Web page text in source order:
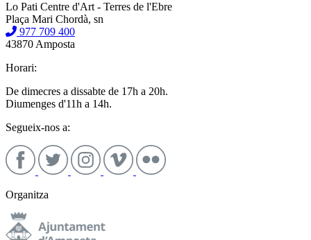
Lo Pati Centre d'Art - Terres de l'Ebre
Plaça Mari Chordà, sn
977 709 400
43870 Amposta
Horari:
De dimecres a dissabte de 17h a 20h.
Diumenges d'11h a 14h.
Segueix-nos a:
Organitza